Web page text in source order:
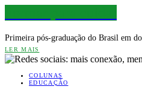
Primeira pós-graduação do Brasil em
LER MAIS
COLUNAS
EDUCAÇÃO